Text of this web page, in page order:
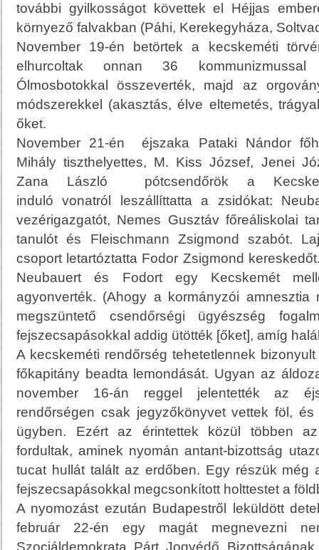
további gyilkosságot követtek el Héjjas
környező falvakban (Páhi, Kerekegyháza,
November 19-én betörtek a kecskeméti
elhurcoltak onnan 36 kommunizmussal
Ólmosbotokkal összeverték, majd az
módszerekkel (akasztás, élve eltemetés,
őket.
November 21-én éjszaka Pataki Nándor
Mihály tiszthelyettes, M. Kiss József, Jenei
Zana László pótcsendőrök a
induló vonatról leszállíttatta a zsidókat:
vezérigazgatót, Nemes Gusztáv főreáliskolai
tanulót és Fleischmann Zsigmond szabót.
csoport letartóztatta Fodor Zsigmond
Neubauert és Fodort egy Kecskemét
agyonverték. (Ahogy a kormányzói amnesztia
megszüntető csendőrségi ügyészség
fejszecsapásokkal addig ütötték [őket], amíg
A kecskeméti rendőrség tehetetlennek
főkapitány beadta lemondását. Ugyan az
november 16-án reggel jelentették az
rendőrségen csak jegyzőkönyvet vettek föl,
ügyben. Ezért az érintettek közül többen
fordultak, aminek nyomán antant-bizottság
tucat hullát talált az erdőben. Egy részük még
fejszecsapásokkal megcsonkított holttestet a
A nyomozást ezután Budapestről leküldött
február 22-én egy magát megnevezni
Szociáldemokrata Párt Jogvédő